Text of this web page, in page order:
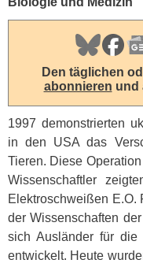
Den täglichen
abonnieren und
1997 demonstrierten
in den USA das
Tieren. Diese
Wissenschaftler
Elektroschweißen E.O.
der Wissenschaften
sich Ausländer für
entwickelt. Heute